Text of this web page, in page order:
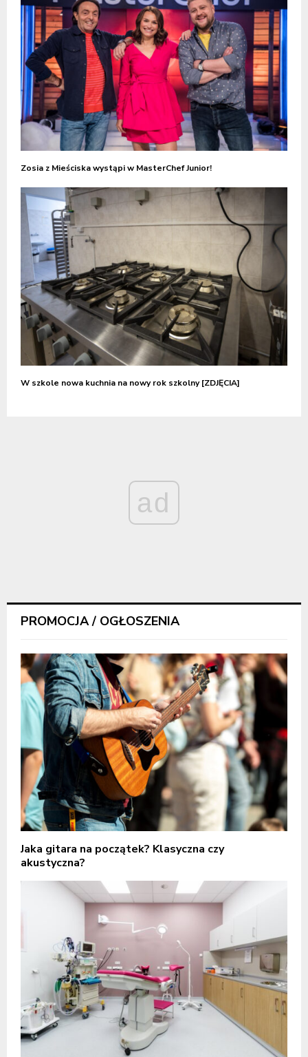
Zosia z Mieściska wystąpi w MasterChef Junior!
W szkole nowa kuchnia na nowy rok szkolny [ZDJĘCIA]
ad
PROMOCJA / OGŁOSZENIA
Jaka gitara na początek? Klasyczna czy
akustyczna?